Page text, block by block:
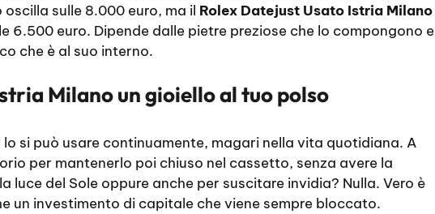
sulle 8.000 euro, ma il Rolex Datejust Usato Istria Milano
6.500 euro. Dipende dalle pietre preziose che lo compongono e
che è al suo interno.
Milano un gioiello al tuo polso
si può usare continuamente, magari nella vita quotidiana. A
per mantenerlo poi chiuso nel cassetto, senza avere la
luce del Sole oppure anche per suscitare invidia? Nulla. Vero è
un investimento di capitale che viene sempre bloccato.